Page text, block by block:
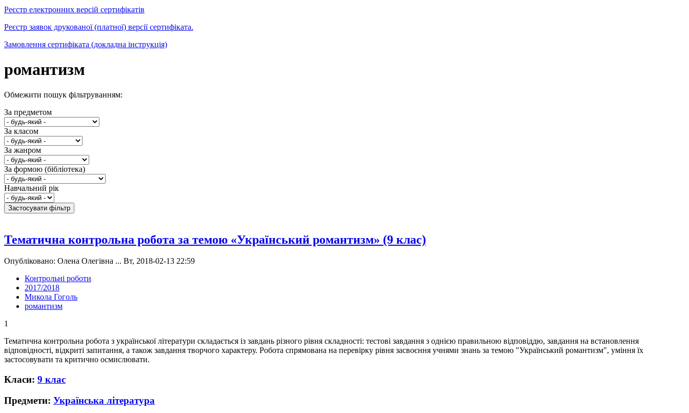
Реєстр електронних версій сертифікатів
Реєстр заявок друкованої (платної) версії сертифіката.
Замовлення сертифіката (докладна інструкція)
романтизм
Обмежити пошук фільтруванням:
За предметом
За класом
За жанром
За формою (бібліотека)
Навчальний рік
Тематична контрольна робота за темою «Український романтизм» (9 клас)
Опубліковано: Олена Олегівна ... Вт, 2018-02-13 22:59
Контрольні роботи
2017/2018
Микола Гоголь
романтизм
1
Тематична контрольна робота з української літератури складається із завдань різного рівня складності: тестові завдання з однією правильною відповіддю, завдання на встановлення
відповідності, відкриті запитання, а також завдання творчого характеру. Робота спрямована на перевірку рівня засвоєння учнями знань за темою "Український романтизм", уміння їх
застосовувати та критично осмислювати.
Класи: 9 клас
Предмети: Українська література